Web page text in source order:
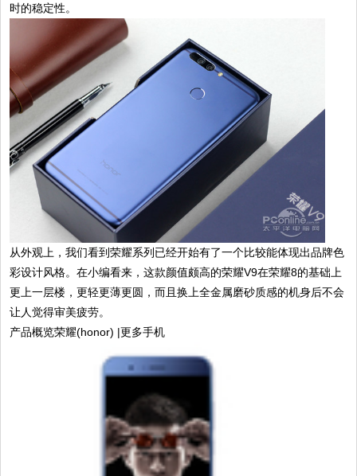
时的稳定性。
从外观上，我们看到荣耀系列已经开始有了一个比较能体现出品牌色
彩设计风格。在小编看来，这款颜值颇高的荣耀V9在荣耀8的基础上
更上一层楼，更轻更薄更圆，而且换上全金属磨砂质感的机身后不会
让人觉得审美疲劳。
产品概览荣耀(honor) |更多手机